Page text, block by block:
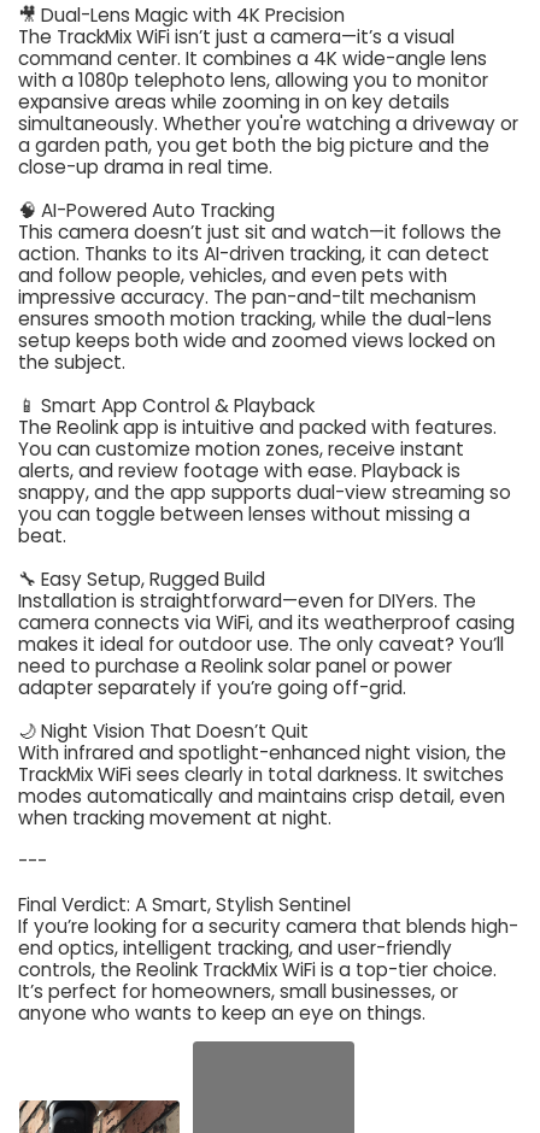
🎥 Dual-Lens Magic with 4K Precision
The TrackMix WiFi isn’t just a camera—it’s a visual
command center. It combines a 4K wide-angle lens
with a 1080p telephoto lens, allowing you to monitor
expansive areas while zooming in on key details
simultaneously. Whether you're watching a driveway or
a garden path, you get both the big picture and the
close-up drama in real time.
🧠 AI-Powered Auto Tracking
This camera doesn’t just sit and watch—it follows the
action. Thanks to its AI-driven tracking, it can detect
and follow people, vehicles, and even pets with
impressive accuracy. The pan-and-tilt mechanism
ensures smooth motion tracking, while the dual-lens
setup keeps both wide and zoomed views locked on
the subject.
📱 Smart App Control & Playback
The Reolink app is intuitive and packed with features.
You can customize motion zones, receive instant
alerts, and review footage with ease. Playback is
snappy, and the app supports dual-view streaming so
you can toggle between lenses without missing a
beat.
🔧 Easy Setup, Rugged Build
Installation is straightforward—even for DIYers. The
camera connects via WiFi, and its weatherproof casing
makes it ideal for outdoor use. The only caveat? You’ll
need to purchase a Reolink solar panel or power
adapter separately if you’re going off-grid.
🌙 Night Vision That Doesn’t Quit
With infrared and spotlight-enhanced night vision, the
TrackMix WiFi sees clearly in total darkness. It switches
modes automatically and maintains crisp detail, even
when tracking movement at night.
---
Final Verdict: A Smart, Stylish Sentinel
If you’re looking for a security camera that blends high-
end optics, intelligent tracking, and user-friendly
controls, the Reolink TrackMix WiFi is a top-tier choice.
It’s perfect for homeowners, small businesses, or
anyone who wants to keep an eye on things.